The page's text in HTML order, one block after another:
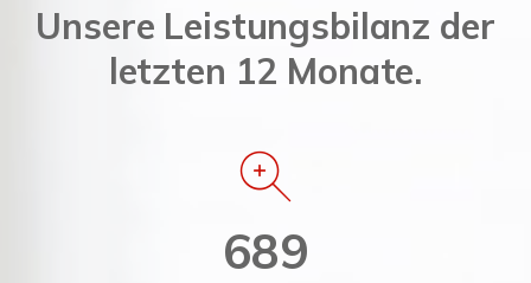
Unsere Leistungsbilanz der
letzten 12 Monate.
689